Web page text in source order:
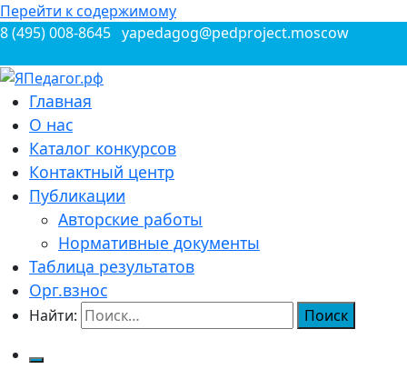
Перейти к содержимому
8 (495) 008-8645 yapedagog@pedproject.moscow
ЯПедагог.рф
Всероссийские конкурсы для педагогов
Главная
О нас
Каталог конкурсов
Контактный центр
Публикации
Авторские работы
Нормативные документы
Таблица результатов
Орг.взнос
Найти: